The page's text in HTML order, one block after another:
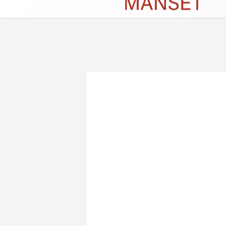
İletişim Çerez Politikası